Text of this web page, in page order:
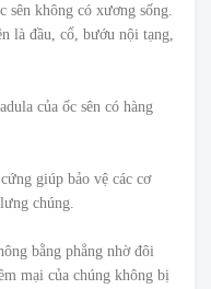
không có xương sống.
là đầu, cổ, bướu nội tạng,
của ốc sên có hàng
giúp bảo vệ các cơ
chúng.
bằng phẳng nhờ đôi
mại của chúng không bị